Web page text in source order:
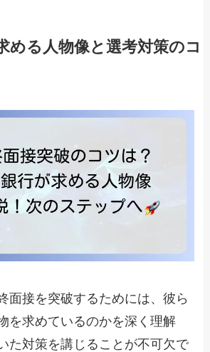
める人物像と選考対策のコ
面接を突破するためには、彼ら
を求めているのかを深く理解
た対策を講じることが不可欠で